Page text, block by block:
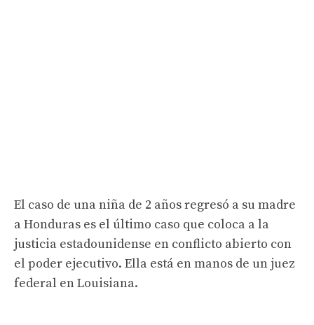
El caso de una niña de 2 años regresó a su madre
a Honduras es el último caso que coloca a la
justicia estadounidense en conflicto abierto con
el poder ejecutivo. Ella está en manos de un juez
federal en Louisiana.